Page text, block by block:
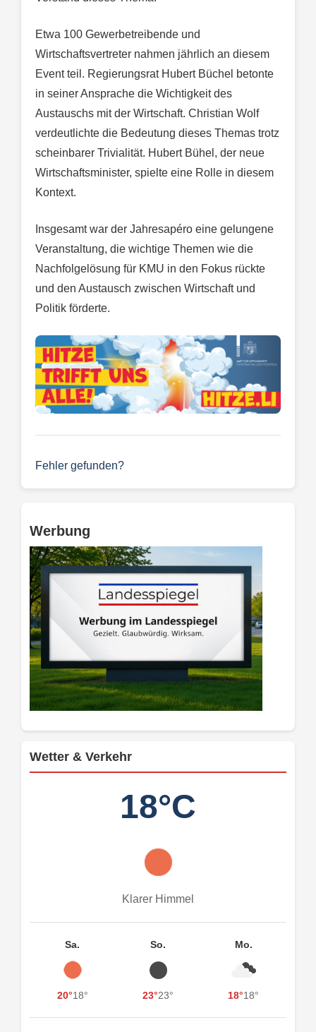
Etwa 100 Gewerbetreibende und
Wirtschaftsvertreter nahmen jährlich an diesem
Event teil. Regierungsrat Hubert Büchel betonte
in seiner Ansprache die Wichtigkeit des
Austauschs mit der Wirtschaft. Christian Wolf
verdeutlichte die Bedeutung dieses Themas trotz
scheinbarer Trivialität. Hubert Bühel, der neue
Wirtschaftsminister, spielte eine Rolle in diesem
Kontext.
Insgesamt war der Jahresapéro eine gelungene
Veranstaltung, die wichtige Themen wie die
Nachfolgelösung für KMU in den Fokus rückte
und den Austausch zwischen Wirtschaft und
Politik förderte.
Fehler gefunden?
Werbung
Wetter & Verkehr
18°C
Klarer Himmel
Sa.
20°18°
So.
23°23°
Mo.
18°18°